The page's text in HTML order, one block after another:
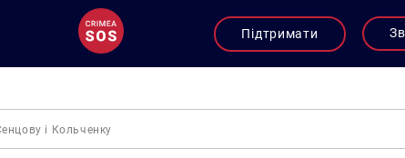
Підтримати
і Кольченку